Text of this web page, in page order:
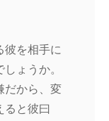
彼を相手に
ょうか。
だから、変
ると彼曰